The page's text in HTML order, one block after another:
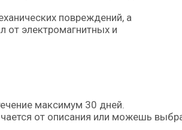
повреждений, а
от электромагнитных и
максимум 30 дней.
от описания или можешь